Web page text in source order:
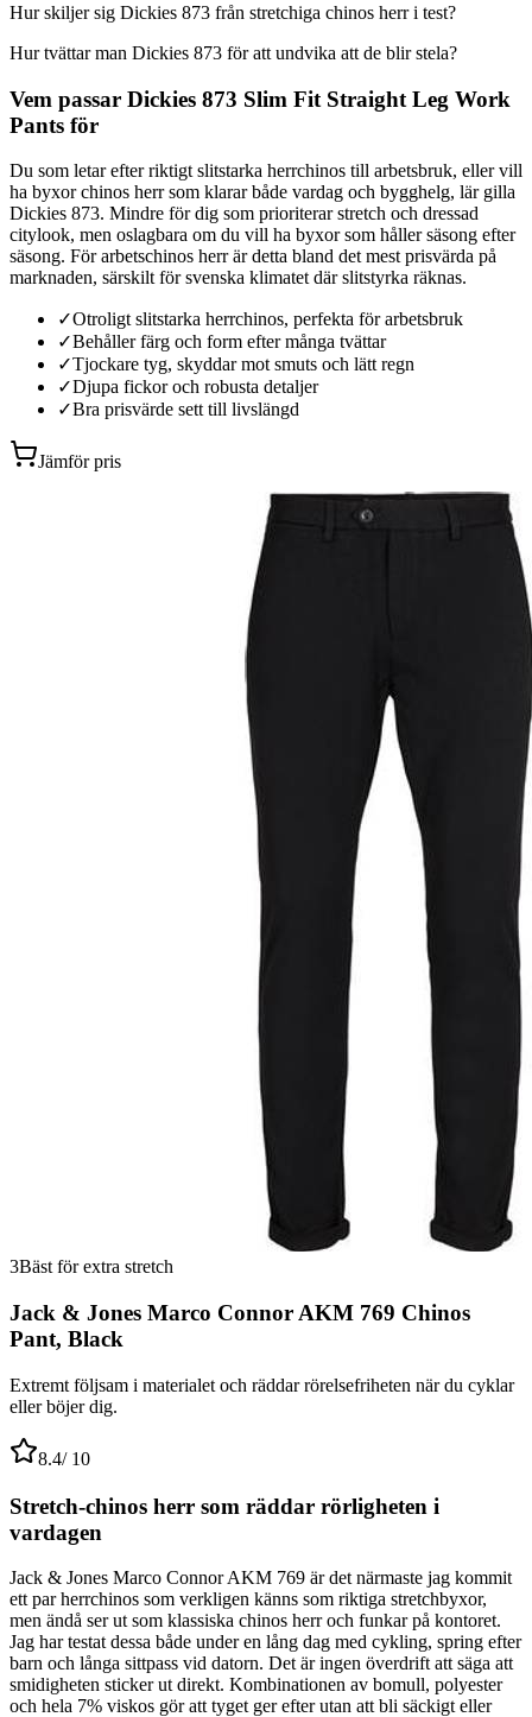
Hur skiljer sig Dickies 873 från stretchiga chinos herr i test?
Hur tvättar man Dickies 873 för att undvika att de blir stela?
Vem passar Dickies 873 Slim Fit Straight Leg Work
Pants för
Du som letar efter riktigt slitstarka herrchinos till arbetsbruk, eller vill
ha byxor chinos herr som klarar både vardag och bygghelg, lär gilla
Dickies 873. Mindre för dig som prioriterar stretch och dressad
citylook, men oslagbara om du vill ha byxor som håller säsong efter
säsong. För arbetschinos herr är detta bland det mest prisvärda på
marknaden, särskilt för svenska klimatet där slitstyrka räknas.
✓Otroligt slitstarka herrchinos, perfekta för arbetsbruk
✓Behåller färg och form efter många tvättar
✓Tjockare tyg, skyddar mot smuts och lätt regn
✓Djupa fickor och robusta detaljer
✓Bra prisvärde sett till livslängd
Jämför pris
3Bäst för extra stretch
Jack & Jones Marco Connor AKM 769 Chinos
Pant, Black
Extremt följsam i materialet och räddar rörelsefriheten när du cyklar
eller böjer dig.
8.4/ 10
Stretch-chinos herr som räddar rörligheten i
vardagen
Jack & Jones Marco Connor AKM 769 är det närmaste jag kommit
ett par herrchinos som verkligen känns som riktiga stretchbyxor,
men ändå ser ut som klassiska chinos herr och funkar på kontoret.
Jag har testat dessa både under en lång dag med cykling, spring efter
barn och långa sittpass vid datorn. Det är ingen överdrift att säga att
smidigheten sticker ut direkt. Kombinationen av bomull, polyester
och hela 7% viskos gör att tyget ger efter utan att bli säckigt eller